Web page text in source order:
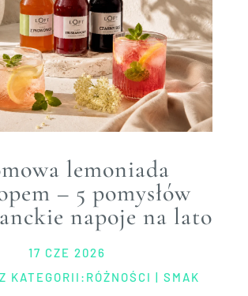
lemoniada
– 5 pomysłów
napoje na lato
17 CZE 2026
KATEGORII: RÓŻNOŚCI |SMAK